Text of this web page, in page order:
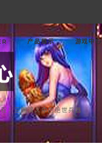
产品展示 游戏中心
：三国演义中的绝世兵器